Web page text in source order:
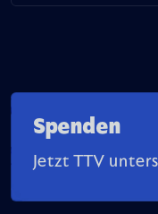
Spenden
Jetzt TTV